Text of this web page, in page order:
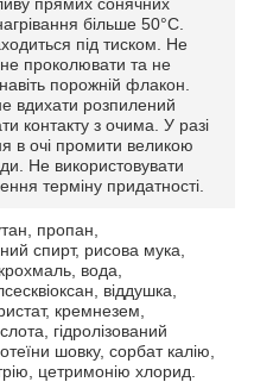
більше 50°C.
під тиском. Не
проколювати та не
порожній флакон.
вдихати розпилений
контакту з очима. У разі
в очі промити великою
Не використовувати
терміну придатності.
пропан,
спирт, рисова мука,
вода,
віддушка,
кремнезем,
гідролізований
шовку, сорбат калію,
цетримонію хлорид.